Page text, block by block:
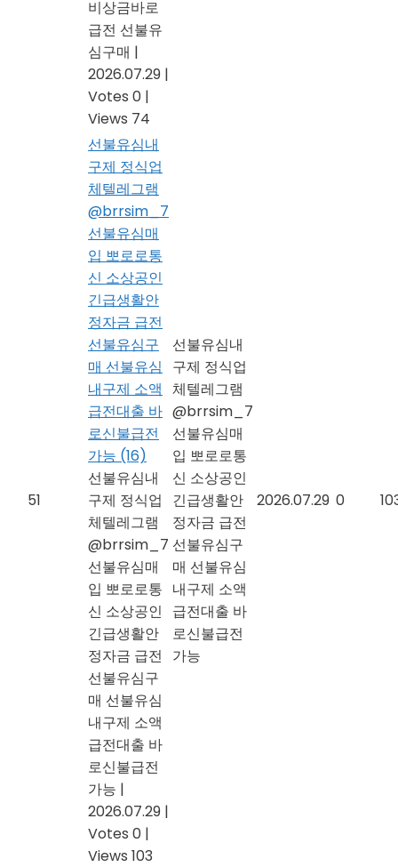
비상금바로
급전 선불유
심구매 |
2026.07.29 |
Votes 0 |
Views 74
51
선불유심내
구제 정식업
체텔레그램
@brrsim_7
선불유심매
입 뽀로로통
신 소상공인
긴급생활안
정자금 급전
선불유심구
매 선불유심
내구제 소액
급전대출 바
로신불급전
가능 (16)
선불유심내
구제 정식업
체텔레그램
@brrsim_7
선불유심매
입 뽀로로통
신 소상공인
긴급생활안
정자금 급전
선불유심구
매 선불유심
내구제 소액
급전대출 바
로신불급전
가능 |
2026.07.29 |
Votes 0 |
Views 103
선불유심내
구제 정식업
체텔레그램
@brrsim_7
선불유심매
입 뽀로로통
신 소상공인
긴급생활안
정자금 급전
선불유심구
매 선불유심
내구제 소액
급전대출 바
로신불급전
가능
2026.07.29 0